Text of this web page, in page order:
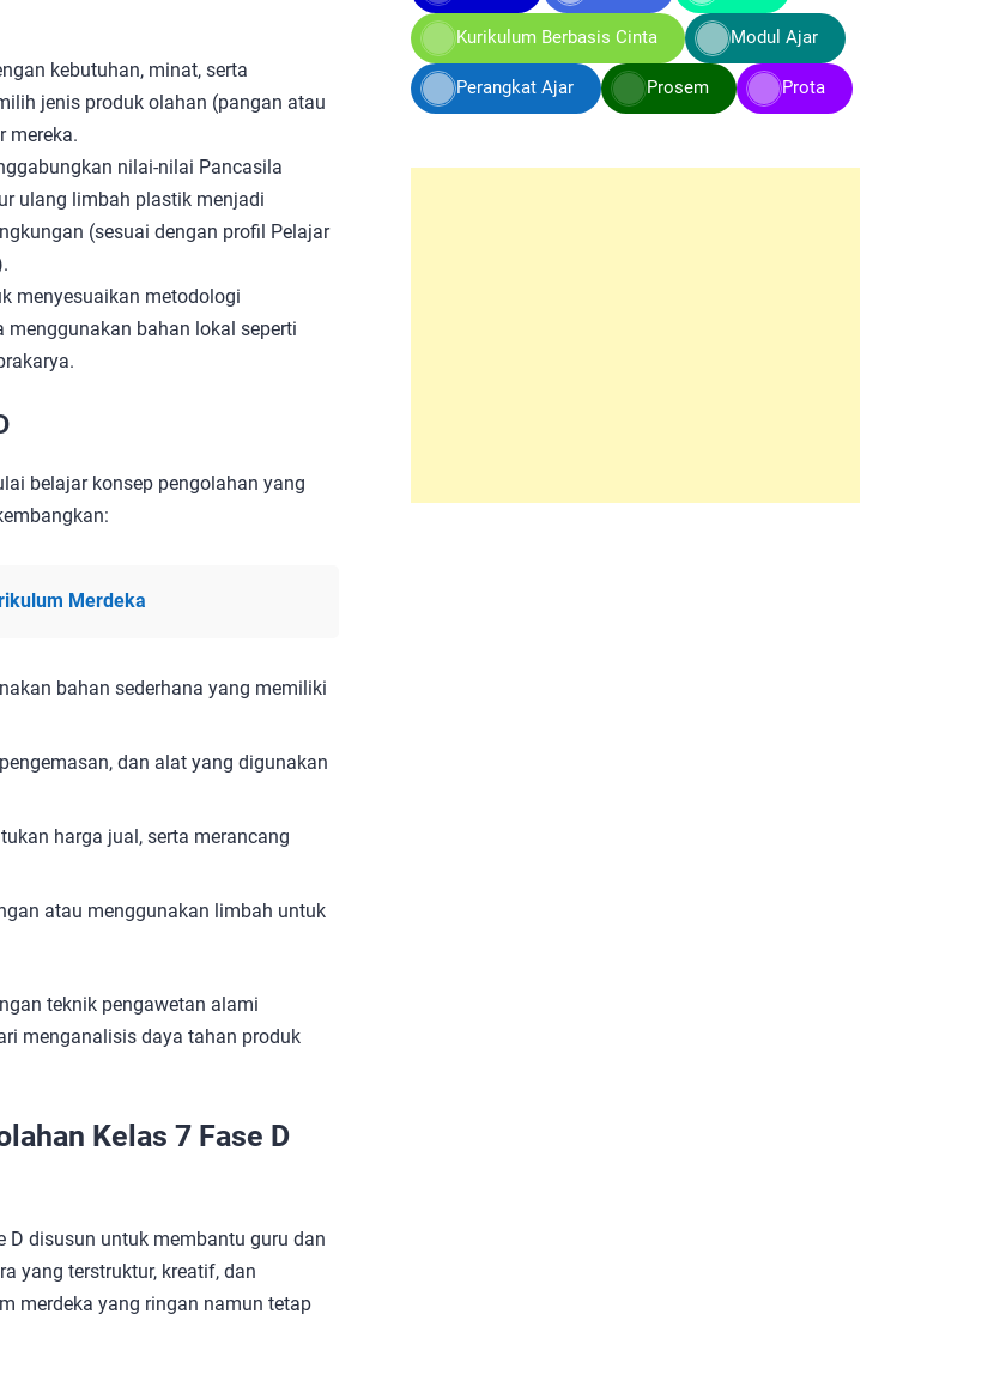
kebutuhan, minat, serta
jenis produk olahan (pangan atau
mereka.
nilai-nilai Pancasila
ulang limbah plastik menjadi
(sesuai dengan profil Pelajar
menyesuaikan metodologi
menggunakan bahan lokal seperti
belajar konsep pengolahan yang
Merdeka
bahan sederhana yang memiliki
dan alat yang digunakan
harga jual, serta merancang
atau menggunakan limbah untuk
teknik pengawetan alami
menganalisis daya tahan produk
Kelas 7 Fase D
D disusun untuk membantu guru dan
yang terstruktur, kreatif, dan
merdeka yang ringan namun tetap
Kurikulum Berbasis Cinta Modul Ajar
Perangkat Ajar Prosem Prota